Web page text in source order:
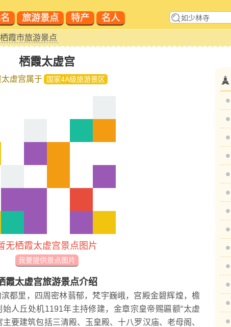
旅游景点 特产 名人
栖霞市旅游景点
栖霞太虚宫
虚宫属于 国家4A级旅游景区
无栖霞太虚宫景点图片
我要提供景点图片
霞太虚宫旅游景点介绍
里，四周密林蓊郁，梵宇巍峨，宫殿金碧辉煌，檐
人丘处机1191年主持修建，金章宗皇帝赐匾额“太虚
要建筑包括三清殿、玉皇殿、十八罗汉庙、老母阁、